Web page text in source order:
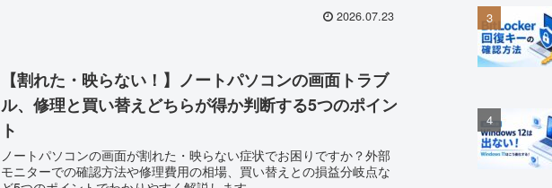
2026.07.23
【割れた・映らない！】ノートパソコンの画面トラブ
ル、修理と買い替えどちらが得か判断する5つのポイン
ト
ノートパソコンの画面が割れた・映らない症状でお困りですか？外部
モニターでの確認方法や修理費用の相場、買い替えとの損益分岐点な